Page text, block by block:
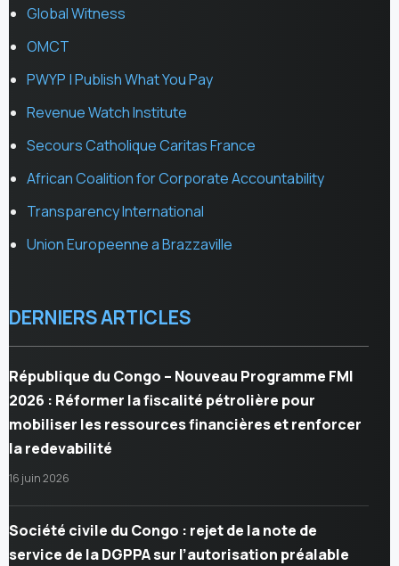
Global Witness
OMCT
PWYP | Publish What You Pay
Revenue Watch Institute
Secours Catholique Caritas France
African Coalition for Corporate Accountability
Transparency International
Union Europeenne a Brazzaville
DERNIERS ARTICLES
République du Congo – Nouveau Programme FMI
2026 : Réformer la fiscalité pétrolière pour
mobiliser les ressources financières et renforcer
la redevabilité
16 juin 2026
Société civile du Congo : rejet de la note de
service de la DGPPA sur l’autorisation préalable